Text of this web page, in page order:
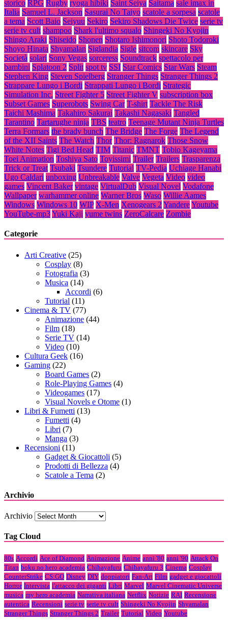
storico RPG Rugby ryoga hibiki Saint Seiya Saitama sale imax in
Italia Samuel L. Jackson Sasurai No Taiyo scatole a sorpesa scatole
a tema Scott Baio Seiyuu Sekiro Sekiro Shadows Die Twice serie tv
serie tv cult shampoo Shark l'ultimo squalo Shingeki No Kyojin
Shingo Araki Shiseido Shonen Shotaro Ishimonori Shoto Todoroki
Shoyo Hinata Shyamalan Siglandia Sigle sitcom skincare Sky
Società solari Sony Vegas sorceress Soundtrack spettacolo per
bambini Splatoon 2 Split spot tv SSI Star Comics Star Wars Steam
Stephen King Steven Spielberg Stranger Things Stranger Things 2
Strappare Lungo i Bordi Strappati Lungo i Bordi Strategic
Simulation Inc. Street Fighter 5 Street Fighter V subscription box
Subset Games Superobots Swing Car T-shirt Tackle The Risk
Taichi Mashima Takahiro Sakurai Takashi Nagasaki Tangled
Tarantino Tartarughe ninja TBS teatro Teenage Mutant Ninja Turtles
Terra Formars the brady bunch The Bridge The Forge The Legend
of the XII Saints The Watch Thor Thor: Ragnarok Those Snow
White Notes Tigi Bed Head TIM Titanic TMNT Tobio Kageyama
Toei Animation Toshiya Sato Toyissimi Trailer Trailers Trasparenza
Trick or Treat Tsubaki Tsundere Tutorial TV-Pedia Uchiage Hanabi
Ugo Caldari unboxing Unbreakable Valve Vegeta Video video
games Vincent Baker vintage VirtualDub Visual Novel Vodafone
Wallpaper warhammer online Warner Bros Waso Willie Aames
Windows Windows 10 WIP X-Men Xenogears 2 YandereYoutube
YouTube-mp3Yuki Kaji yume twins ZeroCalcare Zombie
Categorie
Arti Creative (25)
Cosplay (8)
Fotografia (3)
Musica (14)
Accordi (6)
Tutorial (11)
Cinema & TV (77)
Animazione (44)
Film (18)
Serie TV (14)
Video (10)
Cultura Geek (16)
Gaming (22)
Board Games (2)
Role-Playing Games (4)
Videogames (17)
Visual Novels e Otome (1)
Libri & Fumetti (13)
Fumetti (4)
Libri (7)
Manga (3)
Recensioni (11)
Gadget & Giocattoli (5)
Prodotti di Bellezza (4)
Scatole a Tema (2)
Archivio
Archivio
Tag Cloud
80s Accordi Ace of Diamond Animazione Anime anni '80 anni '90 Attack On
Titan boku no hero academia Chihayafuru Chihayafuru 3 Cinema Cosplay
CounterStrike CS:GO Disney DIY doppiatori Fan-Art Film gadget e giocattoli
Horror Intervista l'attacco dei giganti Libri Marvel Marvel Cinematic Universe
musica my hero academia Narrativa italiana Netflix Notizie RAI Recensione
autentica Recensioni serie tv serie tv cult Shingeki No Kyojin Shyamalan
Stranger Things Stranger Things 2 Trailer Tutorial Video Youtube